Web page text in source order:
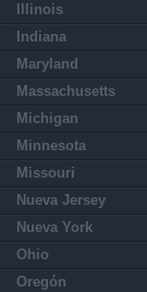
Illinois
Indiana
Maryland
Massachusetts
Michigan
Minnesota
Missouri
Nueva Jersey
Nueva York
Ohio
Oregón